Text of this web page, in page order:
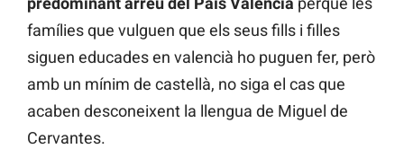
famílies que vulguen que els seus fills i filles
siguen educades en valencià ho puguen fer, però
amb un mínim de castellà, no siga el cas que
acaben desconeixent la llengua de Miguel de
Cervantes.